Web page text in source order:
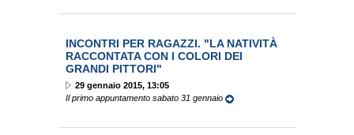
INCONTRI PER RAGAZZI. "LA NATIVITÀ
RACCONTATA CON I COLORI DEI
GRANDI PITTORI"
29 gennaio 2015, 13:05
Il primo appuntamento sabato 31 gennaio